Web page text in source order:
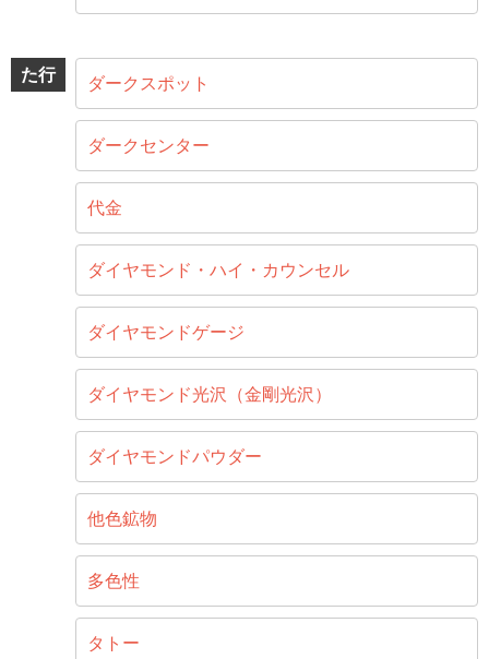
た行 ダークスポット
ダークセンター
代金
ダイヤモンド・ハイ・カウンセル
ダイヤモンドゲージ
ダイヤモンド光沢（金剛光沢）
ダイヤモンドパウダー
他色鉱物
多色性
タトー